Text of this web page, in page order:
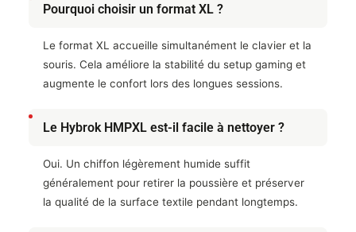
Pourquoi choisir un format XL ?
Le format XL accueille simultanément le clavier et la
souris. Cela améliore la stabilité du setup gaming et
augmente le confort lors des longues sessions.
Le Hybrok HMPXL est-il facile à nettoyer ?
Oui. Un chiffon légèrement humide suffit
généralement pour retirer la poussière et préserver
la qualité de la surface textile pendant longtemps.